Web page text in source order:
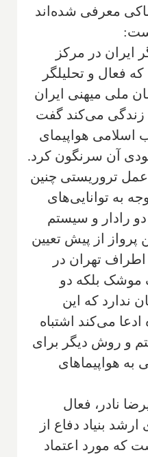
معرفی شده‌اند
ایران در مرکز
فعال و تحلیلگر
ملی میهنی ایران
زندگی می‌کند گفت
اسلامی هواپیمای
آن سرنگون کرد.
عمل تروریستی چنین
به توانایی‌های
نظامی تور‌م۱، دو رادار و سیستم
پرواز از پیش تعیین
تهران در
موشک بلکه دو
ندارد که این
می‌کند اشتباه
و روش دیگر برای
به هواپیماهای
نادر، فعال
بنیاد دفاع از
که مورد اعتماد